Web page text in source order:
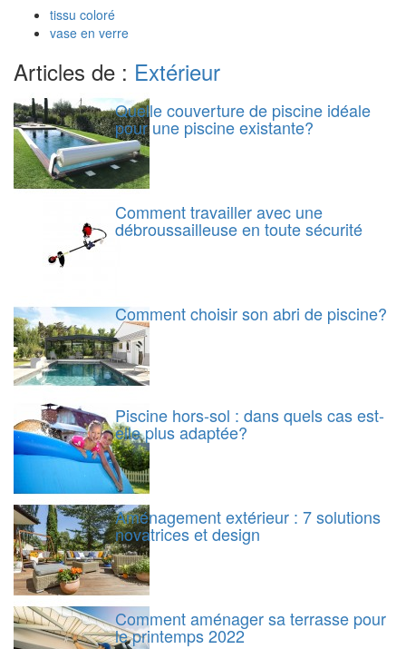
tissu coloré
vase en verre
Articles de : Extérieur
Quelle couverture de piscine idéale
pour une piscine existante?
Comment travailler avec une
débroussailleuse en toute sécurité
Comment choisir son abri de piscine?
Piscine hors-sol : dans quels cas est-
elle plus adaptée?
Aménagement extérieur : 7 solutions
novatrices et design
Comment aménager sa terrasse pour
le printemps 2022